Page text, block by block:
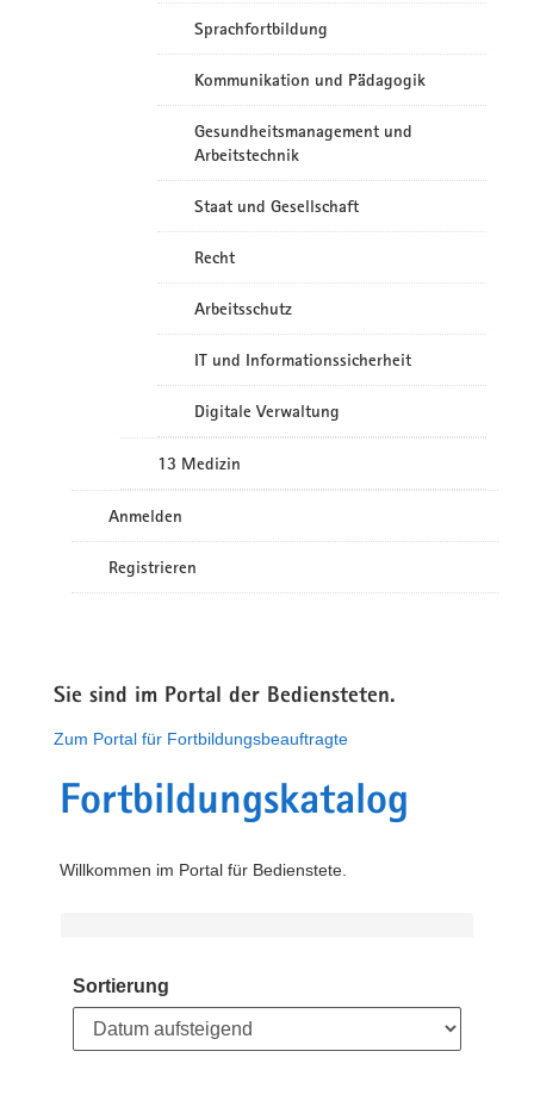
Sprachfortbildung
Kommunikation und Pädagogik
Gesundheitsmanagement und
Arbeitstechnik
Staat und Gesellschaft
Recht
Arbeitsschutz
IT und Informationssicherheit
Digitale Verwaltung
13 Medizin
Anmelden
Registrieren
Sie sind im Portal der Bediensteten.
Zum Portal für Fortbildungsbeauftragte
Fortbildungskatalog
Willkommen im Portal für Bedienstete.
Sortierung